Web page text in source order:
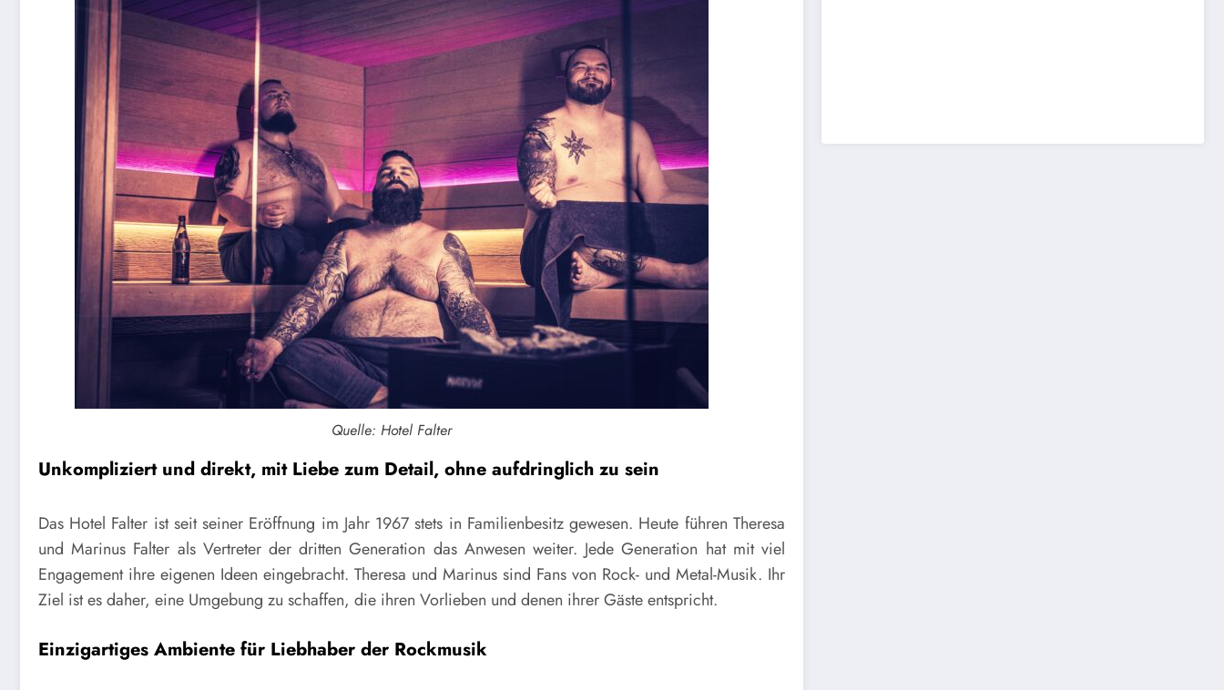
Quelle: Hotel Falter
Unkompliziert und direkt, mit Liebe zum Detail, ohne aufdringlich zu sein
Das Hotel Falter ist seit seiner Eröffnung im Jahr 1967 stets in Familienbesitz gewesen. Heute führen Theresa
und Marinus Falter als Vertreter der dritten Generation das Anwesen weiter. Jede Generation hat mit viel
Engagement ihre eigenen Ideen eingebracht. Theresa und Marinus sind Fans von Rock- und Metal-Musik. Ihr
Ziel ist es daher, eine Umgebung zu schaffen, die ihren Vorlieben und denen ihrer Gäste entspricht.
Einzigartiges Ambiente für Liebhaber der Rockmusik